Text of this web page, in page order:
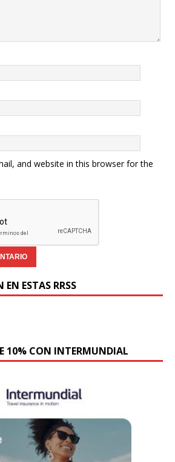
and website in this browser for the
ESTAS RRSS
10% CON INTERMUNDIAL